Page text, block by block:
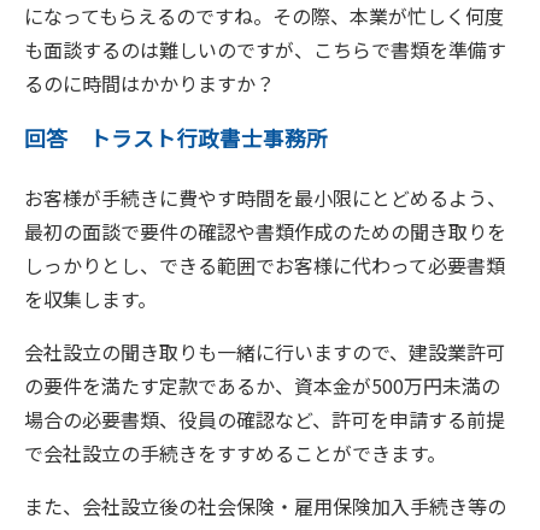
になってもらえるのですね。その際、本業が忙しく何度
も面談するのは難しいのですが、こちらで書類を準備す
るのに時間はかかりますか？
回答 トラスト行政書士事務所
お客様が手続きに費やす時間を最小限にとどめるよう、
最初の面談で要件の確認や書類作成のための聞き取りを
しっかりとし、できる範囲でお客様に代わって必要書類
を収集します。
会社設立の聞き取りも一緒に行いますので、建設業許可
の要件を満たす定款であるか、資本金が500万円未満の
場合の必要書類、役員の確認など、許可を申請する前提
で会社設立の手続きをすすめることができます。
また、会社設立後の社会保険・雇用保険加入手続き等の